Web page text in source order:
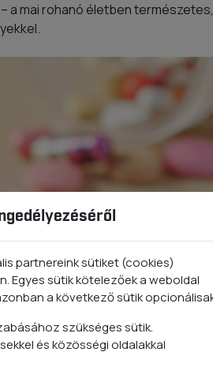
a mai rohanó életben
partnereink sütiket (cookies)
Egyes sütik kötelezőek a weboldal
a következő sütik
szükséges sütik.
és közösségi oldalakkal